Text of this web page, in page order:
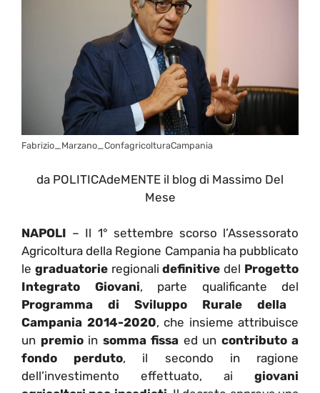
Fabrizio_Marzano_ConfagricolturaCampania
da POLITICAdeMENTE il blog di Massimo Del
Mese
NAPOLI – Il 1° settembre scorso l’Assessorato
Agricoltura della Regione Campania ha pubblicato
le graduatorieregionalidefinitive del Progetto
Integrato Giovani, parte qualificante del
Programma di Sviluppo Rurale della
Campania 2014-2020, che insieme attribuisce
un premioin somma fissa ed un contributo a
fondo perduto, il secondo in ragione
dell’investimento effettuato, ai giovani